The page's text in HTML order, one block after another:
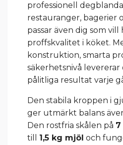
professionell
restauranger, bagerier
passar även dig som
proffskvalitet i köket.
konstruktion, smarta
säkerhetsnivå levererar
pålitliga resultat varje
Den stabila kroppen i
ger utmärkt balans
Den rostfria skålen på
till 1,5 kg mjöl och